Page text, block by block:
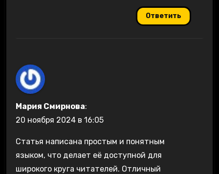
Ответить
Мария Смирнова:
20 ноября 2024 в 16:05
Статья написана простым и понятным
языком, что делает её доступной для
широкого круга читателей. Отличный